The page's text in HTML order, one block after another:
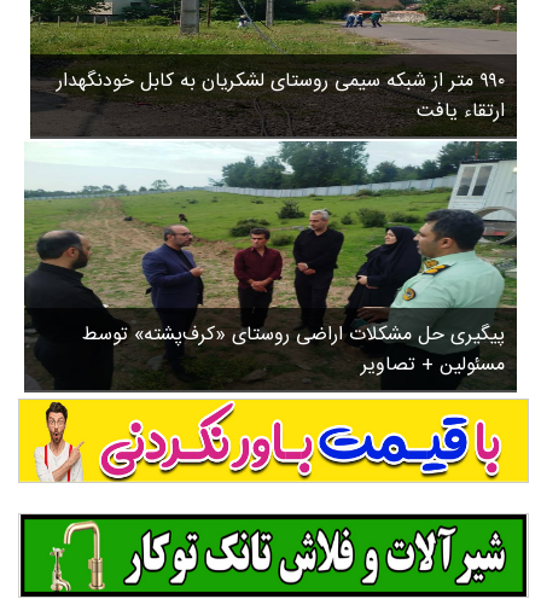
روستاها
ورزشی
سیاسی
چندرسانه ای
مسیر گردشگری دیلمان
درباره ما
۹۹۰ متر از شبکه سیمی روستای لشکریان به کابل خودنگهدار
ارتقاء یافت
پیگیری حل مشکلات اراضی روستای «کرف‌پشته» توسط
مسئولین + تصاویر
۳
۵
۸
ب
ا
ز
ن
ش
س
ت
ش
د
.